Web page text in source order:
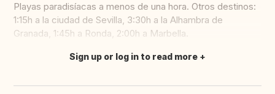
Playas paradisíacas a menos de una hora. Otros destinos:
1:15h a la ciudad de Sevilla, 3:30h a la Alhambra de
Granada, 1:45h a Ronda, 2:00h a Marbella.
Translate this
Sign up or log in to read more